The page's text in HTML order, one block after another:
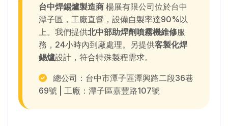
台中焊錫爐製造商 楊展有限公司位於台中
潭子區，工廠直營，設備自製率達90%以
上。我們提供北中部助焊劑噴霧機維修服
務，24小時內到廠處理。另提供客製化焊
錫爐設計，符合特殊製程需求。
總公司：台中市潭子區潭興路二段36巷
69號 | 工廠：潭子區嘉豐路107號